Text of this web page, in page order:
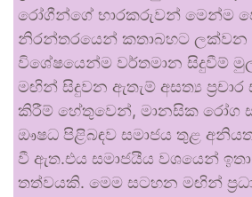
රෝගීන්ගේ භාරකරුවන් මෙන්ම
නිරන්තරයෙන් කතාබහට ලක්වන
විශේෂයෙන්ම වර්තමාන සිදුවීම්
මඟින් සිදුවන ඇතැම් අසත්‍ය
කිරීම් හේතුවෙන්, මානසික රෝග
ඖෂධ පිළිබඳව සමාජය තුළ
වී ඇත.එය සමාජයීය වශයෙන්
තත්වයකි. මෙම සටහන මඟින්